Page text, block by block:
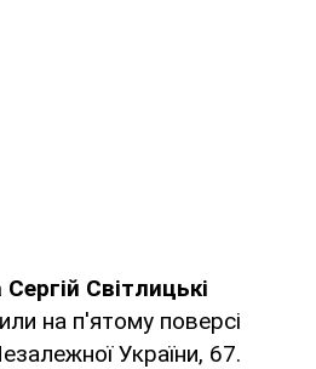
Сергій Світлицькі
на п'ятому поверсі
України, 67.